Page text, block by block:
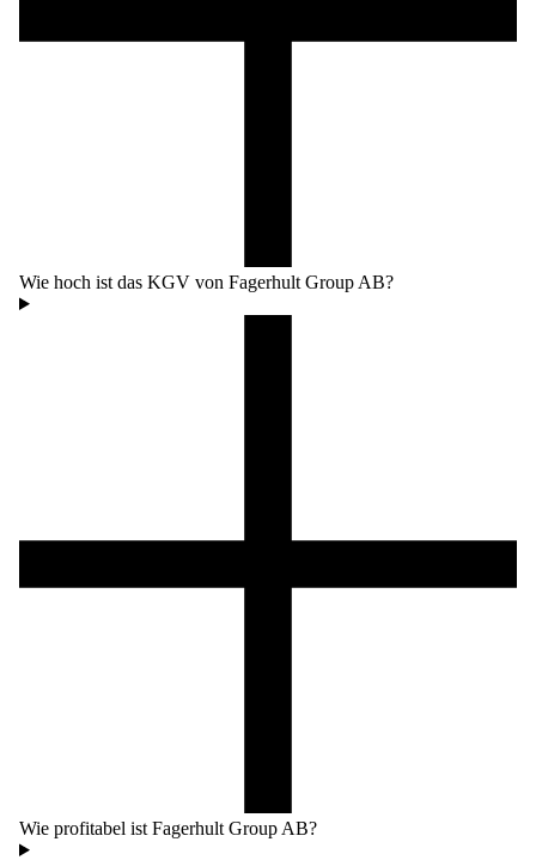
Wie hoch ist das KGV von Fagerhult Group AB?
Wie profitabel ist Fagerhult Group AB?